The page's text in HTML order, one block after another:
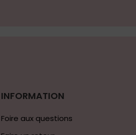
INFORMATION
Foire aux questions